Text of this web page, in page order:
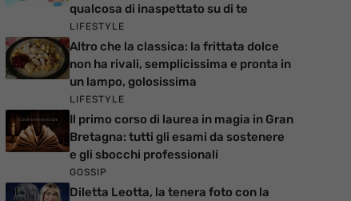
qualcosa di inaspettato su di te
LIFESTYLE
Altro che la classica: la frittata dolce
non ha rivali, semplicissima e pronta in
un lampo, golosissima
LIFESTYLE
Il primo corso di laurea in magia in Gran
Bretagna: tutti gli esami da sostenere
e gli sbocchi professionali
GOSSIP
Diletta Leotta, la tenera foto con la